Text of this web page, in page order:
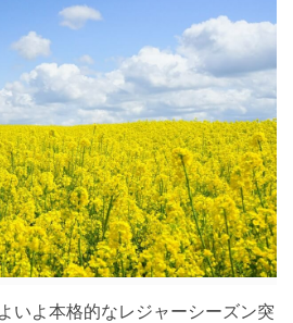
いよ本格的なレジャーシーズン突